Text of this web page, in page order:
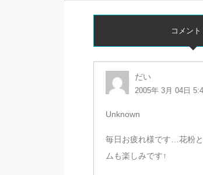
コメン
だい
2005年 3月 04日
Unknown
毎日お疲れ様です…花粉
ムも楽しみです↑